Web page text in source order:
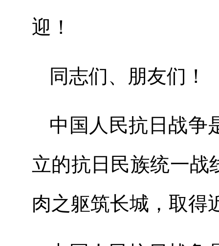
迎！
同志们、朋友
中国人民抗日战争
立的抗日民族统一战
肉之躯筑长城，取得